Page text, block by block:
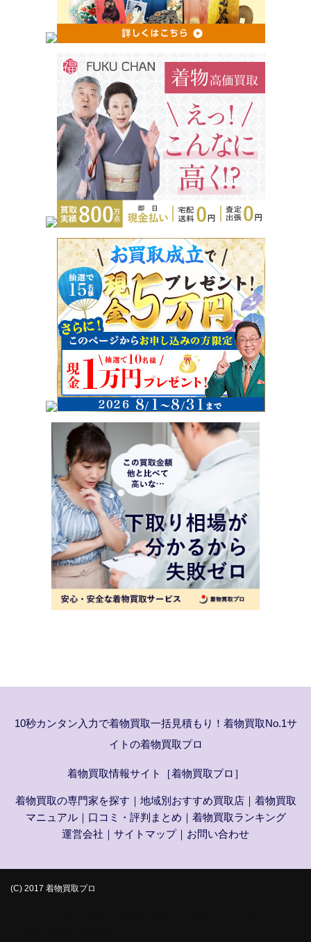
10秒カンタン入力で着物買取一括見積もり！着物買取No.1サ
イトの着物買取プロ
着物買取情報サイト［着物買取プロ］
着物買取の専門家を探す ｜ 地域別おすすめ買取店｜ 着物買取
マニュアル｜ 口コミ・評判まとめ ｜ 着物買取ランキング
運営会社 ｜ サイトマップ｜ お問い合わせ
(C) 2017 着物買取プロ